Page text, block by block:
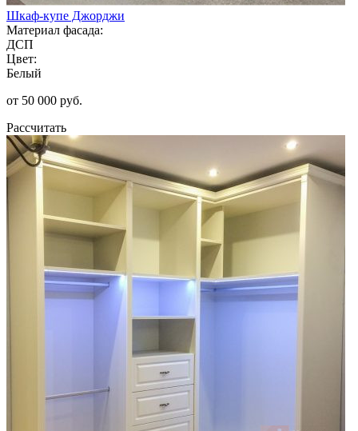
Шкаф-купе Джорджи
Материал фасада:
ДСП
Цвет:
Белый
от 50 000 руб.
Рассчитать